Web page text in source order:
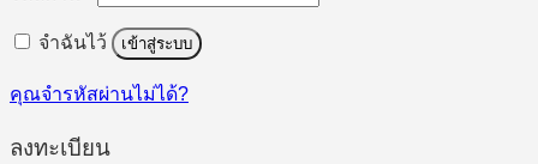
จำฉันไว้ เข้าสู่ระบบ
คุณจำรหัสผ่านไม่ได้?
ลงทะเบียน